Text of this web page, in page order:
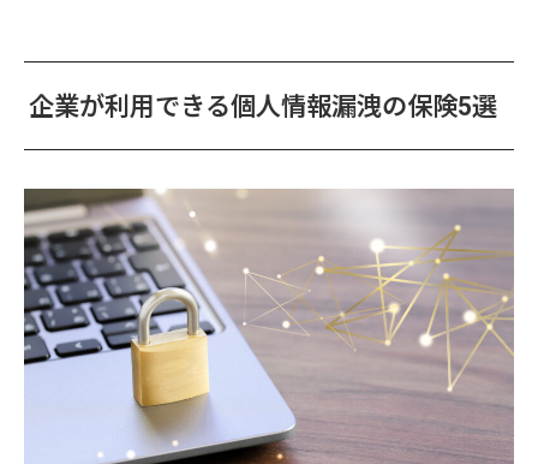
企業が利用できる個人情報漏洩の保険5選